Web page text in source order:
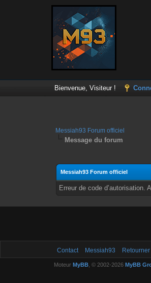
Bienvenue, Visiteur !
Messiah93 Forum officiel
Message du forum
Messiah93 Forum officiel
Erreur de code
Contact Messiah93
Moteur MyBB, © 2002-2026 MyBB